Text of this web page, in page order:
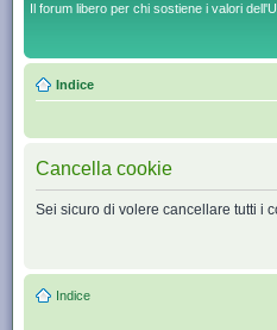
Il forum libero per chi sostiene i valori
Indice
Cancella cookie
Sei sicuro di volere cancellare tutti i
Indice